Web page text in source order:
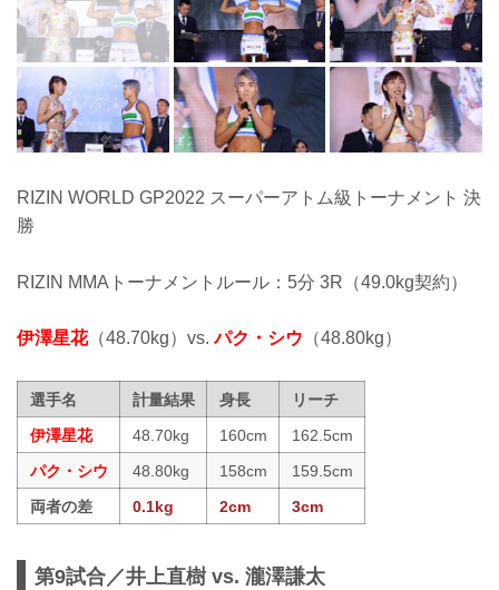
RIZIN WORLD GP2022 スーパーアトム級トーナメント 決
勝
RIZIN MMAトーナメントルール：5分 3R（49.0kg契約）
伊澤星花（48.70kg）vs.パク・シウ （48.80kg）
選手名 計量結果 身長
リーチ
伊澤星花
48.70kg 160cm
162.5cm
パク・シウ
48.80kg 158cm
159.5cm
両者の差
0.1kg 2cm 3cm
第9試合／井上直樹 vs. 瀧澤謙太